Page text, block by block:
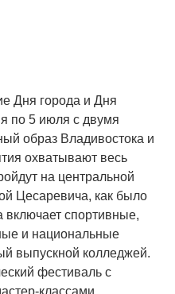
Дня города и Дня
по 5 июля с двумя
образ Владивостока и
охватывают весь
на центральной
Цесаревича, как было
спортивные,
и национальные
выпускной колледжей.
фестиваль с
классами,